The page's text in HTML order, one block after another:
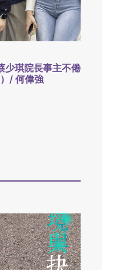
少琪院長事主不倦
/ 何偉強